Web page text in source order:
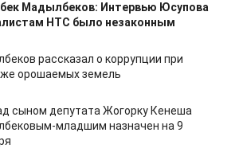
Мадылбеков: Интервью Юсупова
НТС было незаконным
рассказал о коррупции при
орошаемых земель
сыном депутата Жогорку Кенеша
младшим назначен на 9